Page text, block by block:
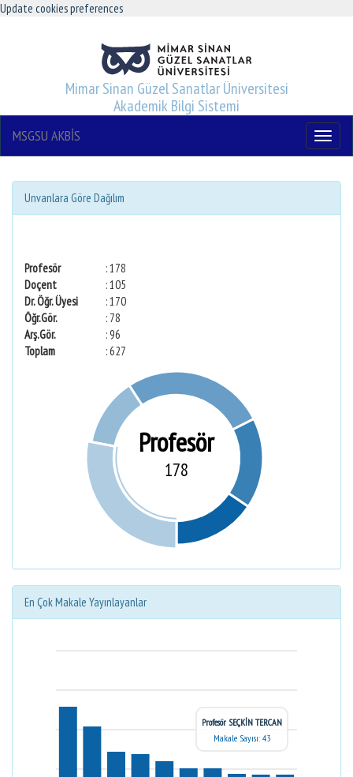
Update cookies preferences
Mimar Sinan Güzel Sanatlar Üniversitesi
Akademik Bilgi Sistemi
Menu
MSGSU AKBİS
Unvanlara Göre Dağılım
Profesör
: 178
Doçent
: 105
Dr. Öğr. Üyesi
: 170
Öğr.Gör.
: 78
Arş.Gör.
: 96
Toplam
: 627
Profesör
178
En Çok Makale Yayınlayanlar
Profesör SEÇKİN TERCAN
Makale Sayısı: 43